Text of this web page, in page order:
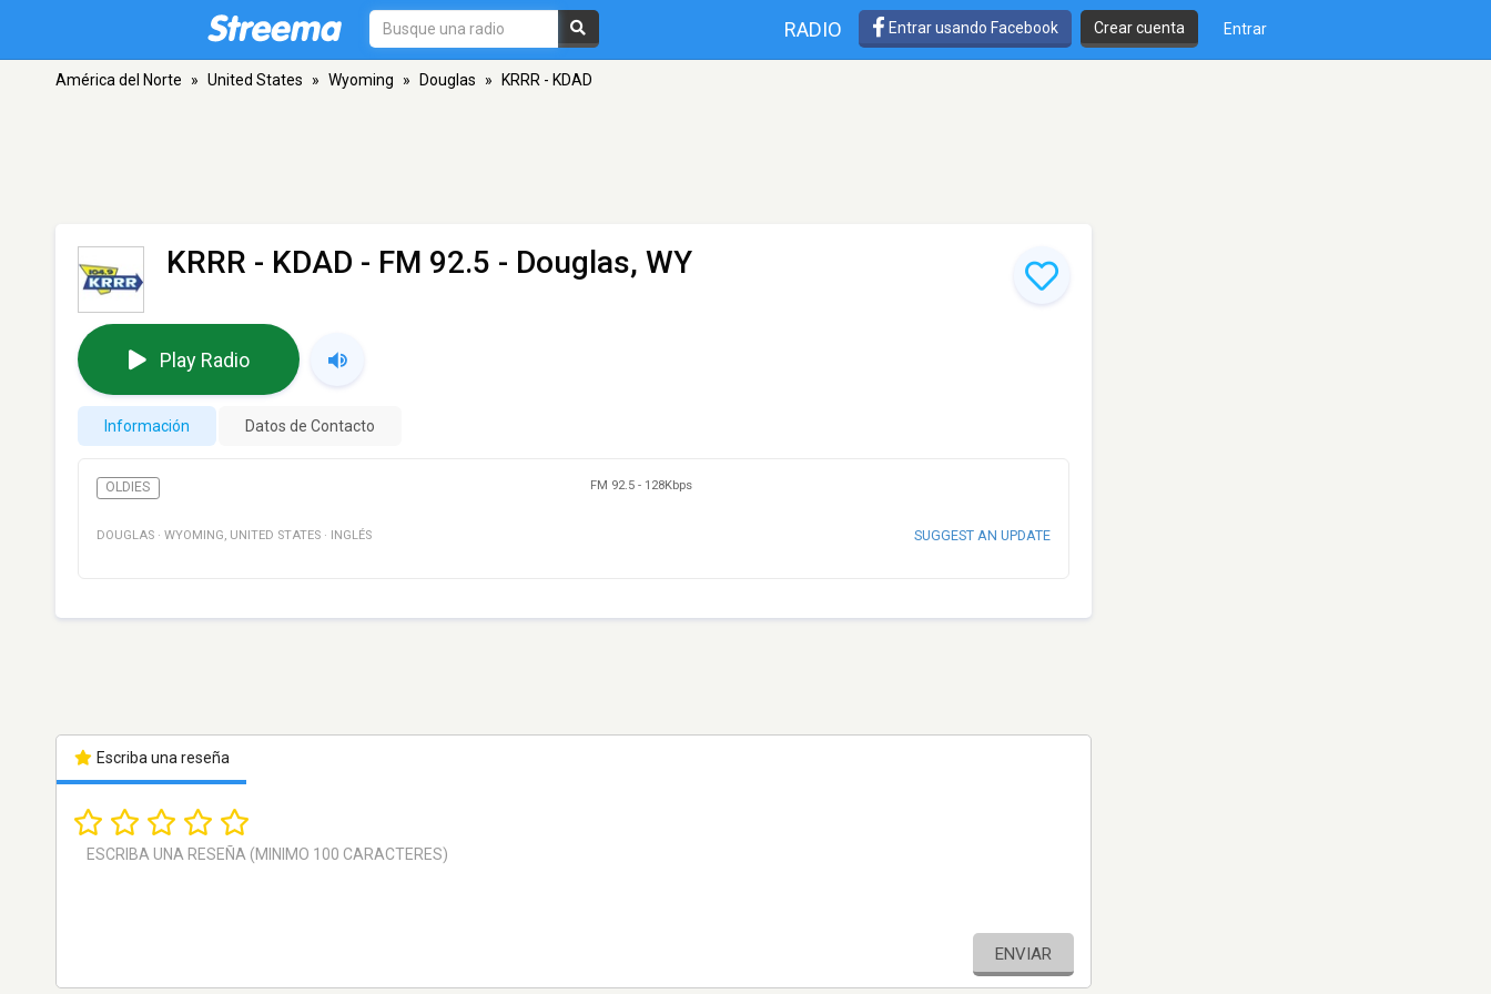
RADIO Entrar usando Facebook Crear cuenta Entrar
América del Norte » United States » Wyoming » Douglas » KRRR - KDAD
KRRR - KDAD - FM 92.5 - Douglas, WY
Play Radio
Información Datos de Contacto
OLDIES FM 92.5 - 128Kbps
DOUGLAS · WYOMING, UNITED STATES · INGLÉS SUGGEST AN UPDATE
Escriba una reseña
ENVIAR